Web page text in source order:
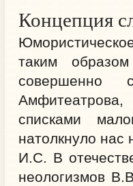
Концепция
таким
совершенно
списками
натолкнуло нас
И.­С. В
неологизмов